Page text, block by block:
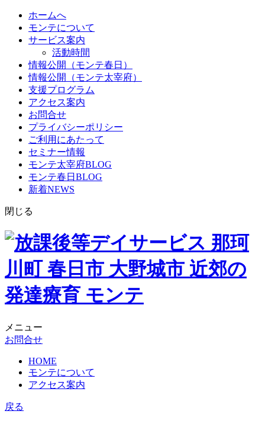
ホームへ
モンテについて
サービス案内
活動時間
情報公開（モンテ春日）
情報公開（モンテ太宰府）
支援プログラム
アクセス案内
お問合せ
プライバシーポリシー
ご利用にあたって
セミナー情報
モンテ太宰府BLOG
モンテ春日BLOG
新着NEWS
閉じる
メニュー
お問合せ
HOME
モンテについて
アクセス案内
戻る